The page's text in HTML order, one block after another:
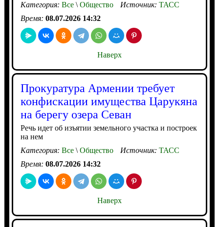
Категория: Все\Общество Источник: ТАСС
Время: 08.07.2026 14:32
Наверх
Прокуратура Армении требует
конфискации имущества Царукяна
на берегу озера Севан
Речь идет об изъятии земельного участка и построек
на нем
Категория: Все\Общество Источник: ТАСС
Время: 08.07.2026 14:32
Наверх